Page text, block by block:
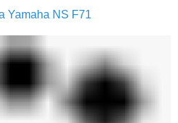
NS F330
này bao gồm một tweeter vòm
dải cao, kết hợp cùng hai củ loa
đảm nhiệm dải trung và trầm.